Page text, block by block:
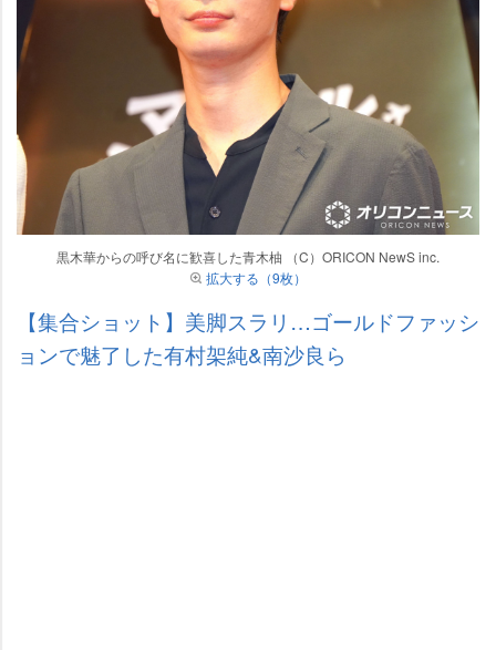
黒木華からの呼び名に歓喜した青木柚 （C）ORICON NewS inc.
拡大する（9枚）
【集合ショット】美脚スラリ…ゴールドファッシ
ョンで魅了した有村架純&南沙良ら